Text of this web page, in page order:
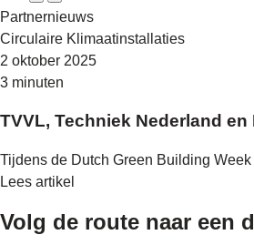
Partnernieuws
Circulaire Klimaatinstallaties
2 oktober 2025
3 minuten
TVVL, Techniek Nederland
Tijdens de Dutch Green Building
Lees artikel
Volg de route naar een